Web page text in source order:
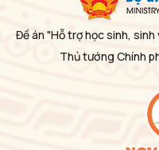
Đề án "Hỗ trợ học sinh,
Thủ tướng Chính